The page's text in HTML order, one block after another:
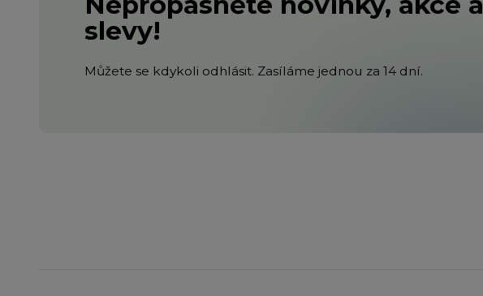
slevy!
Můžete se kdykoli odhlásit. Zasíláme jednou za 14 dní.